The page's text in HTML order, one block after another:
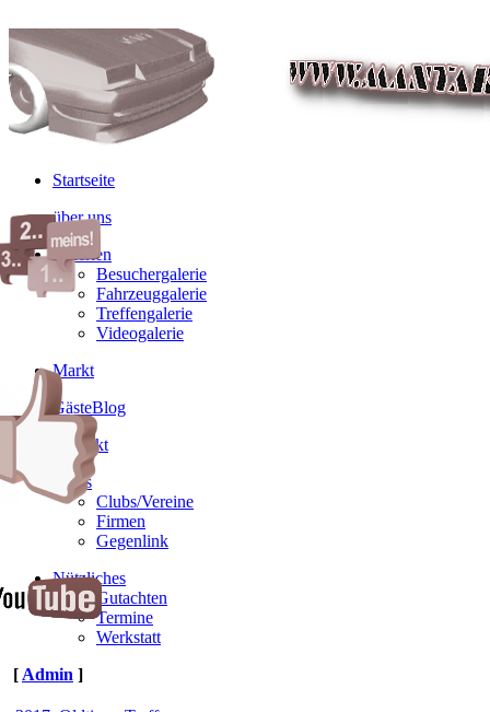
Startseite
über uns
Galerien
Besuchergalerie
Fahrzeuggalerie
Treffengalerie
Videogalerie
Markt
GästeBlog
Kontakt
Links
Clubs/Vereine
Firmen
Gegenlink
Nützliches
Gutachten
Termine
Werkstatt
[ Admin ]